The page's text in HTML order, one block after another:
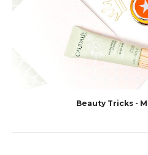
Beauty Tricks -